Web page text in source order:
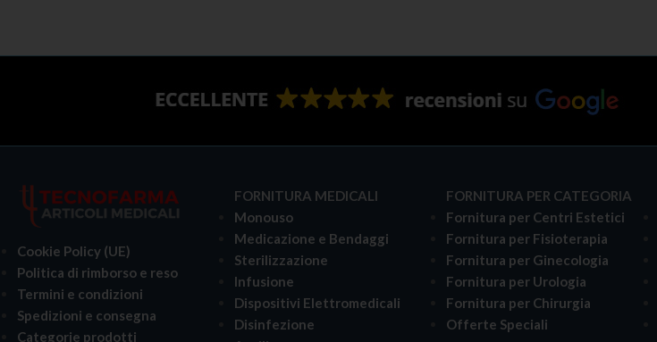
Cookie Policy (UE)
Politica di rimborso e reso
Termini e condizioni
Spedizioni e consegna
Categorie prodotti
FORNITURA MEDICALI
Monouso
Medicazione e Bendaggi
Sterilizzazione
Infusione
Dispositivi Elettromedicali
Disinfezione
FORNITURA PER CATEGORIA
Fornitura per Centri Estetici
Fornitura per Fisioterapia
Fornitura per Ginecologia
Fornitura per Urologia
Fornitura per Chirurgia
Offerte Speciali